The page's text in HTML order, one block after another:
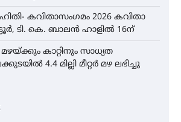
കവിതാസംഗമം 2026 കവിതാ
ടി. കെ. ബാലൻ ഹാളിൽ 16ന്
കാറ്റിനും സാധ്യത
4.4 മില്ലി മീറ്റർ മഴ ലഭിച്ചു